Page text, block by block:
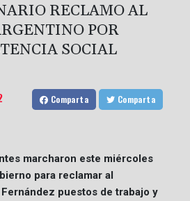
RECLAMO AL
POR
SOCIAL
Comparta Comparta
marcharon este miércoles
para reclamar al
puestos de trabajo y